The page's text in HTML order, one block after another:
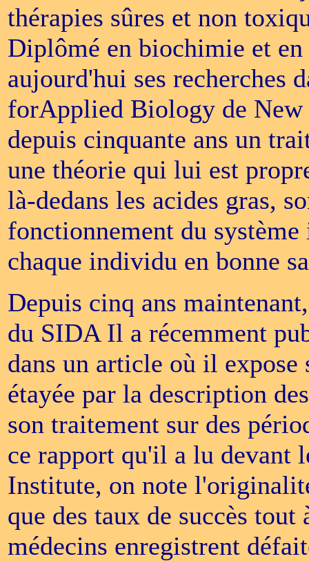
thérapies sûres et non
Diplômé en biochimie et
aujourd'hui ses recherches
forApplied Biology de
depuis cinquante ans un
une théorie qui lui est
là-dedans les acides gras,
fonctionnement du
chaque individu en bonne
Depuis cinq ans
du SIDA Il a récemment
dans un article où il expose
étayée par la description
son traitement sur des
ce rapport qu'il a lu devant
Institute, on note
que des taux de succès
médecins enregistrent